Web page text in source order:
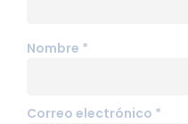
Nombre *
Correo electrónico *